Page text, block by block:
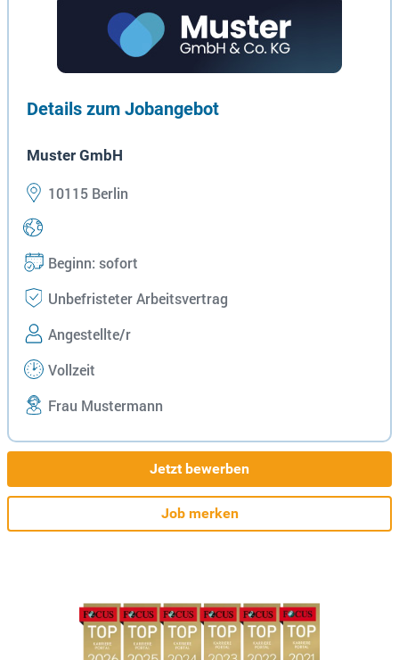
Details zum Jobangebot
Muster GmbH
10115 Berlin
Beginn: sofort
Unbefristeter Arbeitsvertrag
Angestellte/r
Vollzeit
Frau Mustermann
Jetzt bewerben
Job merken